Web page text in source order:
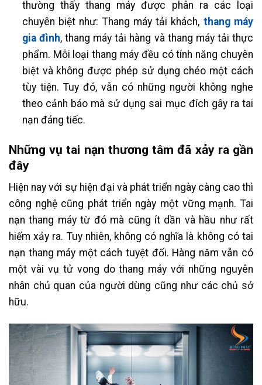
thường thấy thang máy được phân ra các loại
chuyên biệt như: Thang máy tải khách, thang máy
gia đình, thang máy tải hàng và thang máy tải thực
phẩm. Mỗi loại thang máy đều có tính năng chuyên
biệt và không được phép sử dụng chéo một cách
tùy tiện. Tuy đó, vẫn có những người không nghe
theo cảnh báo mà sử dụng sai mục đích gây ra tai
nạn đáng tiếc.
Những vụ tai nạn thương tâm đã xảy ra gần
đây
Hiện nay với sự hiện đại và phát triển ngày càng cao thì
công nghệ cũng phát triển ngày một vững mạnh. Tai
nạn thang máy từ đó mà cũng ít dần và hầu như rất
hiếm xảy ra. Tuy nhiên, không có nghĩa là không có tai
nạn thang máy một cách tuyệt đối. Hàng năm vẫn có
một vài vụ tử vong do thang máy với những nguyên
nhân chủ quan của người dùng cũng như các chủ sở
hữu.